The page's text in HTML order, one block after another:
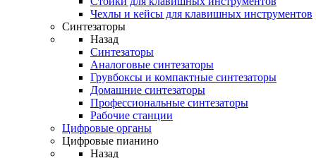
Чехлы и кейсы для клавишных инструментов
Синтезаторы
Назад
Синтезаторы
Аналоговые синтезаторы
Грувбоксы и компактные синтезаторы
Домашние синтезаторы
Профессиональные синтезаторы
Рабочие станции
Цифровые органы
Цифровые пианино
Назад